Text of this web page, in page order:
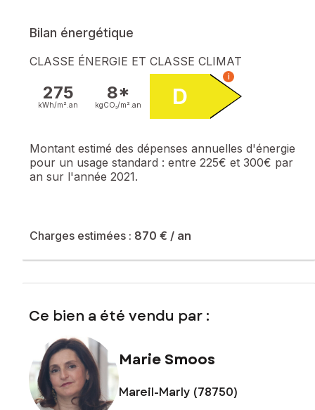
Bilan énergétique
CLASSE ÉNERGIE ET CLASSE CLIMAT
275
kWh/m². an
8*
kgCO₂/m². an D
i
Montant estimé des dépenses annuelles d'énergie
pour un usage standard : entre 225€ et 300€ par
an sur l'année 2021.
Charges estimées : 870 € / an
Ce bien a été vendu par :
Marie Smoos
Mareil-Marly (78750)